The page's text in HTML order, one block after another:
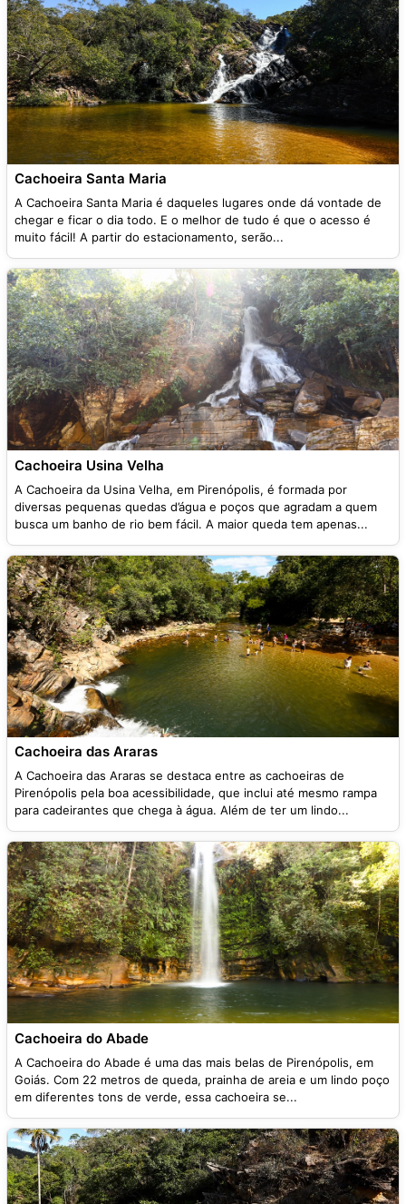
Cachoeira Santa Maria
A Cachoeira Santa Maria é daqueles lugares onde dá vontade de
chegar e ficar o dia todo. E o melhor de tudo é que o acesso é
muito fácil! A partir do estacionamento, serão...
Cachoeira Usina Velha
A Cachoeira da Usina Velha, em Pirenópolis, é formada por
diversas pequenas quedas d’água e poços que agradam a quem
busca um banho de rio bem fácil. A maior queda tem apenas...
Cachoeira das Araras
A Cachoeira das Araras se destaca entre as cachoeiras de
Pirenópolis pela boa acessibilidade, que inclui até mesmo rampa
para cadeirantes que chega à água. Além de ter um lindo...
Cachoeira do Abade
A Cachoeira do Abade é uma das mais belas de Pirenópolis, em
Goiás. Com 22 metros de queda, prainha de areia e um lindo poço
em diferentes tons de verde, essa cachoeira se...